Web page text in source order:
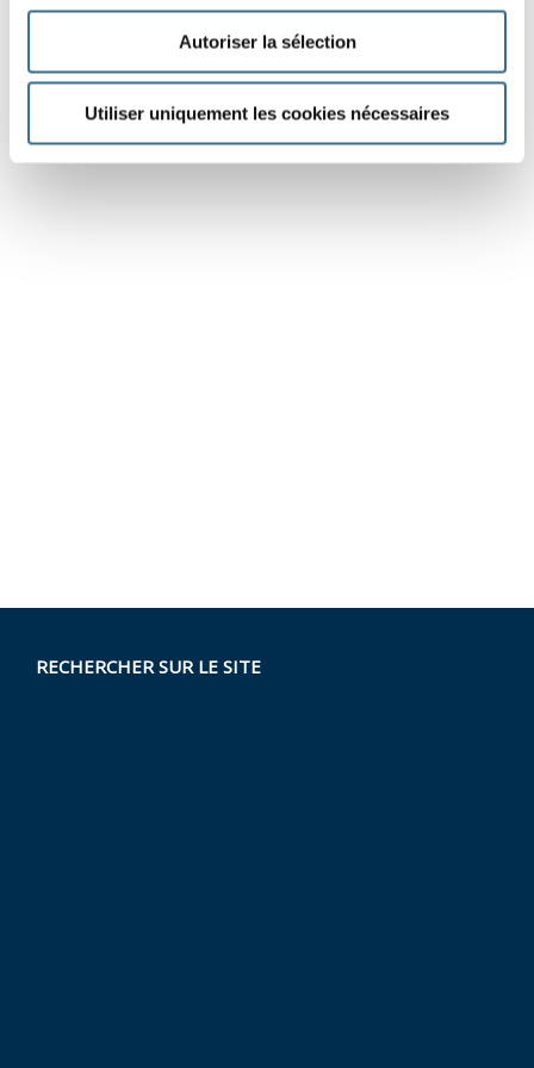
Autoriser la sélection
Utiliser uniquement les cookies nécessaires
RECHERCHER SUR LE SITE